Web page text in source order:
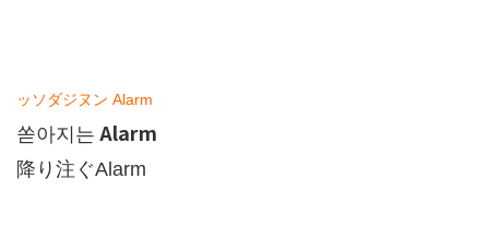
ッソダジヌン Alarm
쏟아지는 Alarm
降り注ぐAlarm